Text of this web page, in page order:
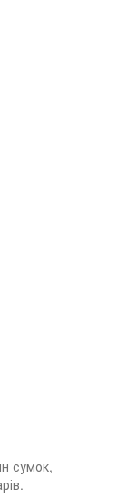
сумок,